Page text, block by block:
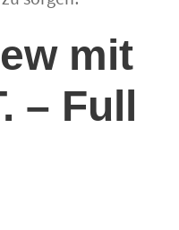
mit
– Full